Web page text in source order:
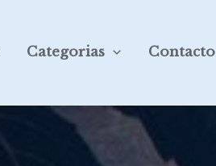
Categorias Contacto